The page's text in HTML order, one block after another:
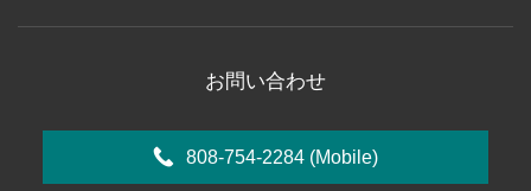
お問い合わせ
808-754-2284 (Mobile)